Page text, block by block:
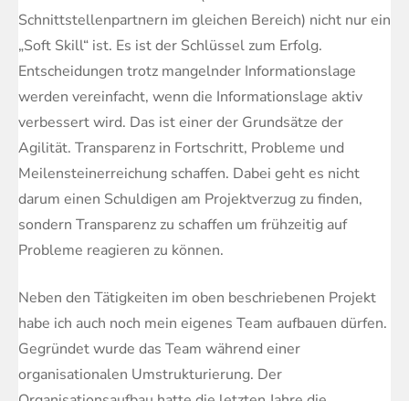
Schnittstellenpartnern im gleichen Bereich) nicht nur ein
„Soft Skill“ ist. Es ist der Schlüssel zum Erfolg.
Entscheidungen trotz mangelnder Informationslage
werden vereinfacht, wenn die Informationslage aktiv
verbessert wird. Das ist einer der Grundsätze der
Agilität. Transparenz in Fortschritt, Probleme und
Meilensteinerreichung schaffen. Dabei geht es nicht
darum einen Schuldigen am Projektverzug zu finden,
sondern Transparenz zu schaffen um frühzeitig auf
Probleme reagieren zu können.
Neben den Tätigkeiten im oben beschriebenen Projekt
habe ich auch noch mein eigenes Team aufbauen dürfen.
Gegründet wurde das Team während einer
organisationalen Umstrukturierung. Der